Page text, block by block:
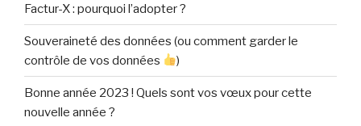
Factur-X : pourquoi l’adopter ?
Souveraineté des données (ou comment garder le
contrôle de vos données
)
Bonne année 2023 ! Quels sont vos vœux pour cette
nouvelle année ?